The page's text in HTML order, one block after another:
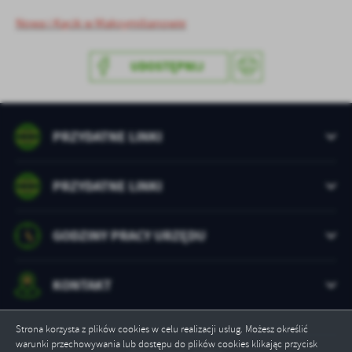
Strona korzysta z plików cookies w celu realizacji usług. Możesz określić
warunki przechowywania lub dostępu do plików cookies klikając przycisk
treści w postaci wiadomości, ofert, komunikatów mediów
Nowa i Kącik w Maksymilianowie
UDOSTĘPNIJ
PRZYDATNE LINKI
PRZYDATNE LINKI
GODZINY PRACY URZĘDU
KONTAKT